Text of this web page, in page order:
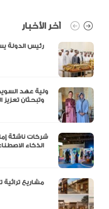
آخر الأخبار
ولية عهد
شركات ناشئة